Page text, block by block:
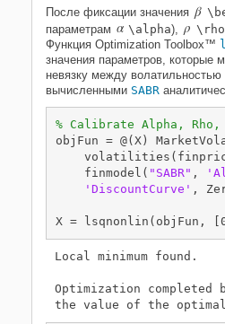
После фиксации значения β
параметрам α \alpha), ρ \rho
Функция Optimization Toolbox™
значения параметров, которые
невязку между
вычисленными SABR
% Calibrate Alpha, Rho,
objFun = @(X)
    finmodel(
"SABR" ,
'DiscountCurve' ,
X =
Local minimum found.
Optimization